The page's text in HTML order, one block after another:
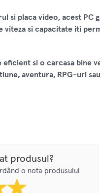
si placa video, acest PC
viteza si capacitate iti
eficient si o carcasa bine
aventura, RPG-uri
produsul?
o nota produsului